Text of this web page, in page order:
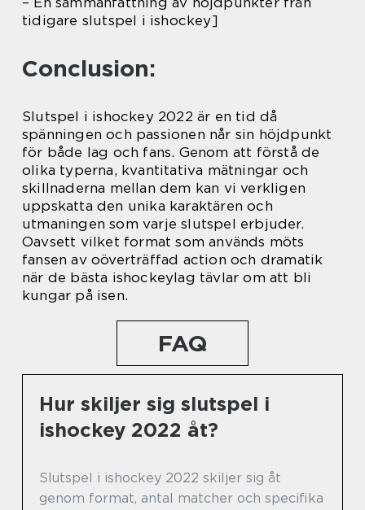
tidigare slutspel i ishockey]
Conclusion:
Slutspel i ishockey 2022 är en tid då
spänningen och passionen når sin höjdpunkt
för både lag och fans. Genom att förstå de
olika typerna, kvantitativa mätningar och
skillnaderna mellan dem kan vi verkligen
uppskatta den unika karaktären och
utmaningen som varje slutspel erbjuder.
Oavsett vilket format som används möts
fansen av oöverträffad action och dramatik
när de bästa ishockeylag tävlar om att bli
kungar på isen.
FAQ
Hur skiljer sig slutspel i
ishockey 2022 åt?
Slutspel i ishockey 2022 skiljer sig åt
genom format, antal matcher och specifika